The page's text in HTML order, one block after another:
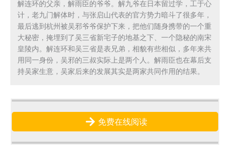
解连环的父亲，解雨臣的爷爷。解九爷在日本留过学，工于心
计，老九门解体时，与张启山代表的官方势力暗斗了很多年，
最后逃到杭州被吴邪爷爷保护下来，把他们随身携带的一个重
大秘密，掩埋到了吴三省新宅子的地基之下、一个隐秘的南宋
皇陵内。解连环和吴三省是表兄弟，相貌有些相似，多年来共
用同一身份，吴邪的三叔实际上是两个人。解雨臣也在幕后支
持吴家生意，吴家后来的发展其实是两家共同作用的结果。
免费在线阅读